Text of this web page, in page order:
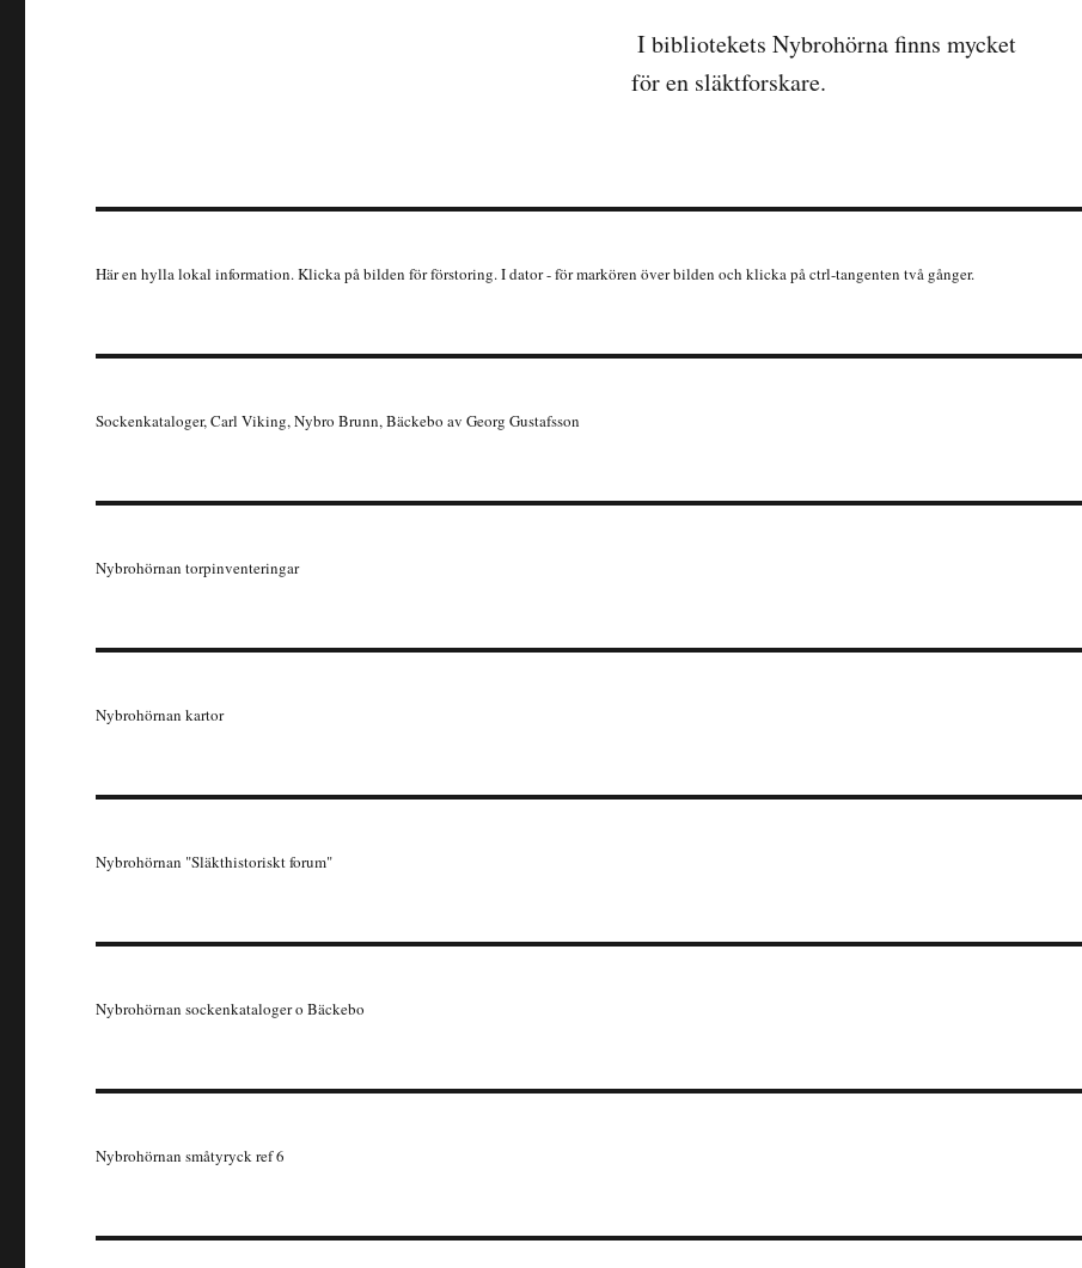
I bibliotekets Nybrohörna finns mycket
för en släktforskare.
Här en hylla lokal information. Klicka på bilden för förstoring. I dator - för markören över bilden och klicka på ctrl-tangenten två gånger.
Sockenkataloger, Carl Viking, Nybro Brunn, Bäckebo av Georg Gustafsson
Nybrohörnan torpinventeringar
Nybrohörnan kartor
Nybrohörnan "Släkthistoriskt forum"
Nybrohörnan sockenkataloger o Bäckebo
Nybrohörnan småtyryck ref 6